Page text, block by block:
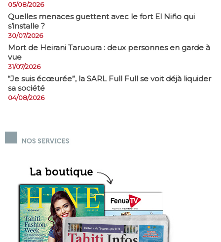
05/08/2026
Quelles menaces guettent avec le fort El Niño qui
s’installe ?
30/07/2026
Mort de Heirani Taruoura : deux personnes en garde à
vue
31/07/2026
​“Je suis écœurée”, la SARL Full Full se voit déjà liquider
sa société
04/08/2026